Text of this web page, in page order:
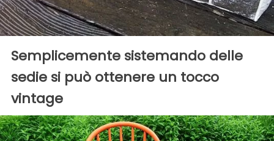
Semplicemente sistemando delle
sedie si può ottenere un tocco
vintage